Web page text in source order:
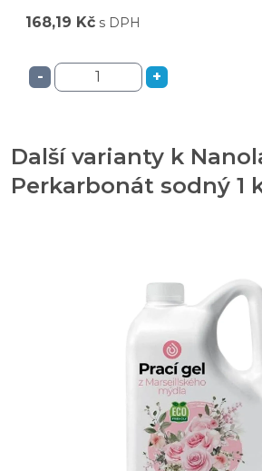
168,19 Kč s DPH
- +
Další varianty k
Perkarbonát sodný 1